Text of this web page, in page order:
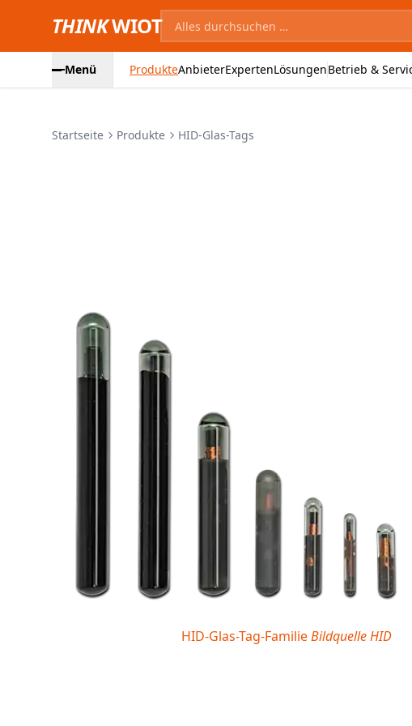
THINKWIOT
Menü ProdukteAnbieterExpertenLösungenBetrieb &
Startseite Produkte HID-Glas-Tags
HID-Glas-Tag-FamilieBildquelle HID